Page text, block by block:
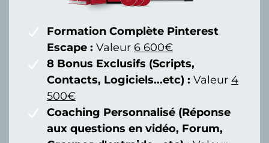
Formation Complète Pinterest
Escape : Valeur 6 600€
8 Bonus Exclusifs (Scripts,
Contacts, Logiciels...etc) : Valeur 4
500€
Coaching Personnalisé (Réponse
aux questions en vidéo, Forum,